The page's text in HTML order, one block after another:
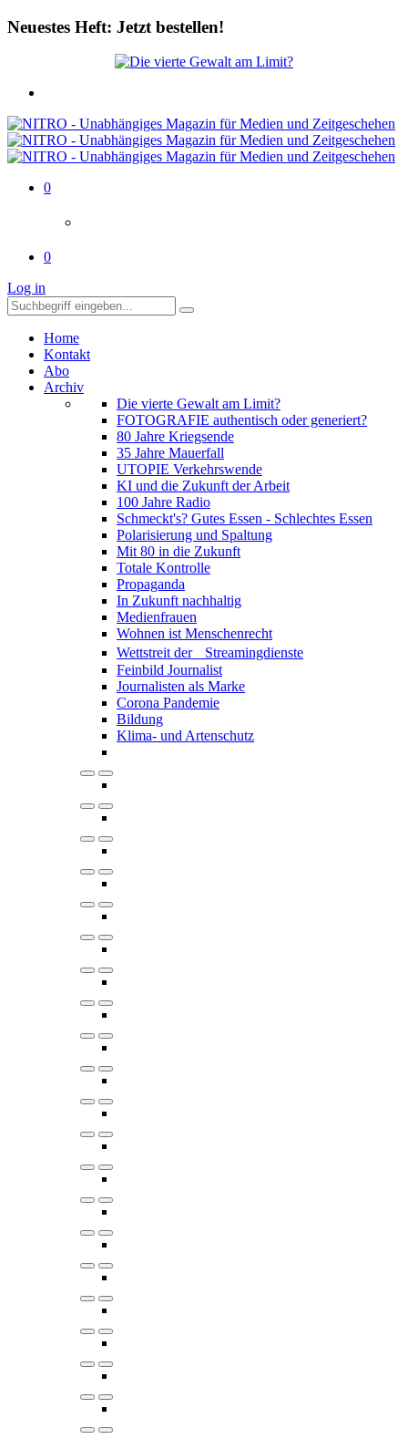
Neuestes Heft: Jetzt bestellen!
0
0
Log in
Home
Kontakt
Abo
Archiv
Die vierte Gewalt am Limit?
FOTOGRAFIE authentisch oder generiert?
80 Jahre Kriegsende
35 Jahre Mauerfall
UTOPIE Verkehrswende
KI und die Zukunft der Arbeit
100 Jahre Radio
Schmeckt's? Gutes Essen - Schlechtes Essen
Polarisierung und Spaltung
Mit 80 in die Zukunft
Totale Kontrolle
Propaganda
In Zukunft nachhaltig
Medienfrauen
Wohnen ist Menschenrecht
Wettstreit der Streamingdienste
Feinbild Journalist
Journalisten als Marke
Corona Pandemie
Bildung
Klima- und Artenschutz